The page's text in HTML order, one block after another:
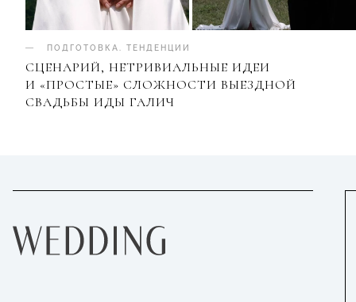
ПОДГОТОВКА ТЕНДЕНЦИИ
СЦЕНАРИЙ, НЕТРИВИАЛЬНЫЕ ИДЕИ
И «ПРОСТЫЕ» СЛОЖНОСТИ ВЫЕЗДНОЙ
СВАДЬБЫ ИДЫ ГАЛИЧ